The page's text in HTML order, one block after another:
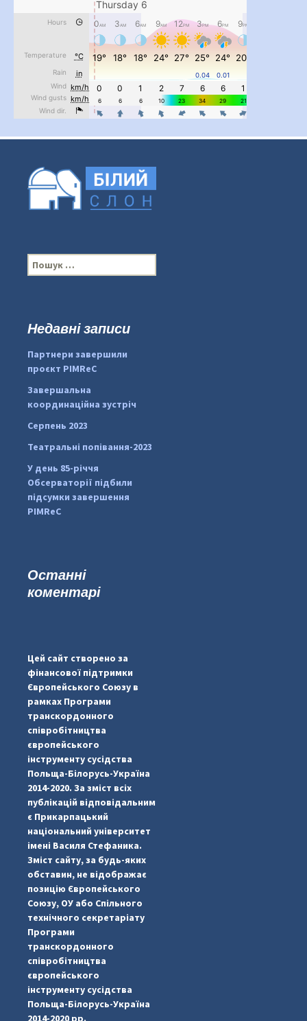
#PipIvanToday...
#PipIvanToday
pimrec_project
#PipIvanToday
П
о
:Недавні записи
Партнери завершили
проєкт PIMReC
Завершальна
координаційна зустріч
Серпень 2023
Театральні попівання-2023
У день 85-річчя
Обсерваторії підбили
підсумки завершення
PIMReC
Останні
коментарі
Цей сайт створено за
фінансової підтримки
Європейського Союзу в
рамках Програми
транскордонного
співробітництва
європейського
інструменту сусідства
Польща-Білорусь-Україна
2014-2020. За зміст всіх
публікацій відповідальним
є Прикарпацький
національний університет
імені Василя Стефаника.
Зміст сайту, за будь-яких
обставин, не відображає
позицію Європейського
Союзу, ОУ або Спільного
технічного секретаріату
Програми
транскордонного
співробітництва
європейського
інструменту сусідства
Польща-Білорусь-Україна
2014-2020 рр.